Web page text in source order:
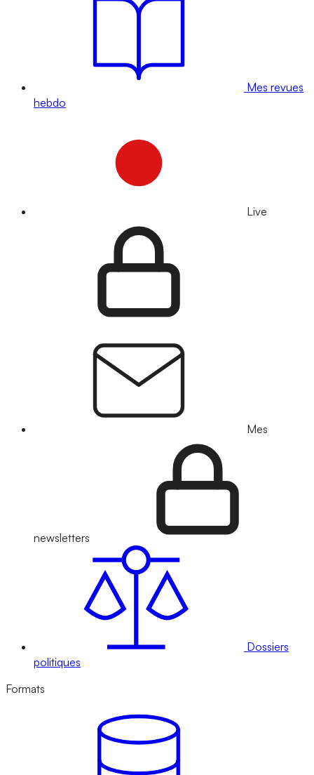
Mes revues
hebdo
Live
Mes
newsletters
Dossiers
politiques
Formats